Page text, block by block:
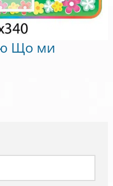
Що ми